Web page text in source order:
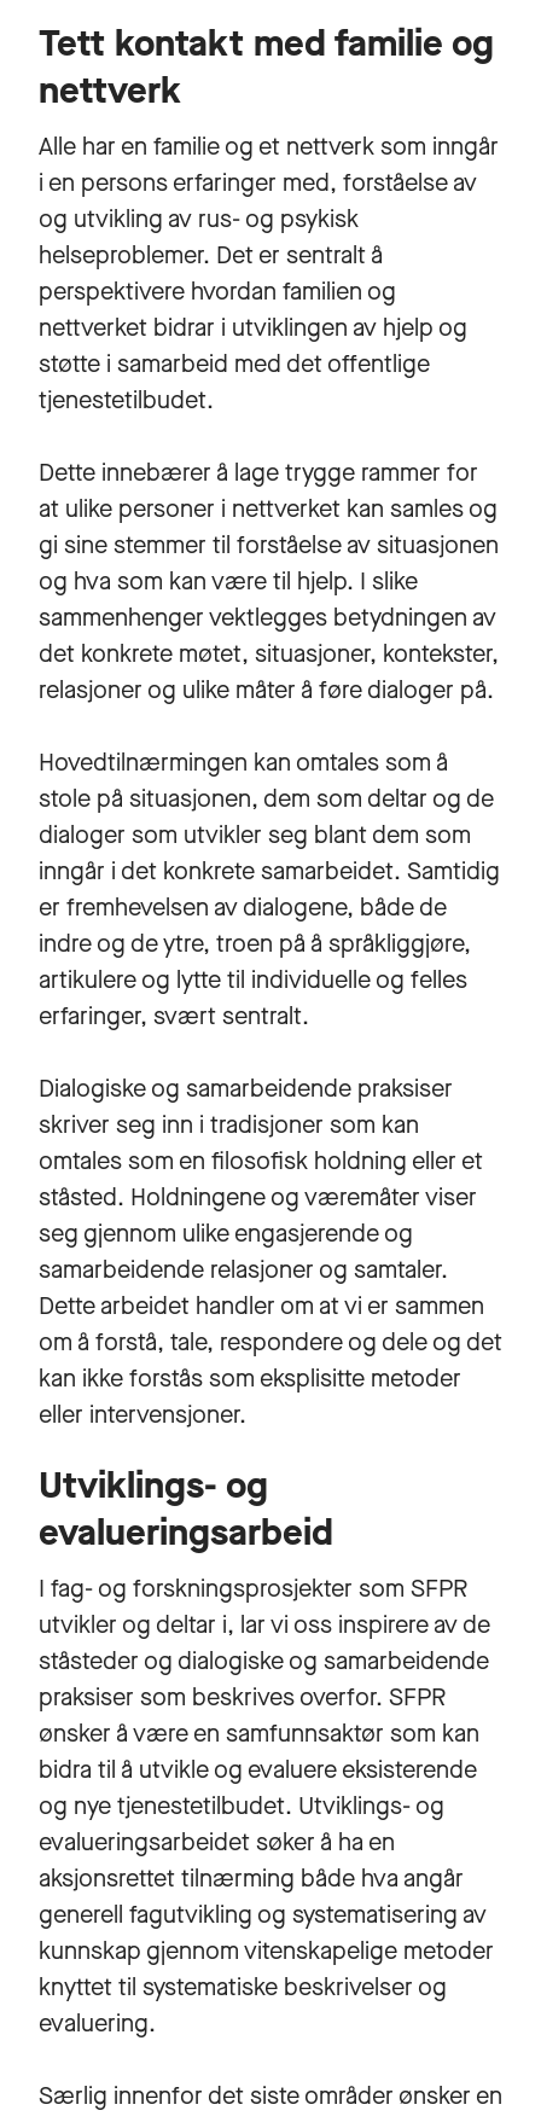
Tett kontakt med familie og
nettverk
Alle har en familie og et nettverk som inngår
i en persons erfaringer med, forståelse av
og utvikling av rus- og psykisk
helseproblemer. Det er sentralt å
perspektivere hvordan familien og
nettverket bidrar i utviklingen av hjelp og
støtte i samarbeid med det offentlige
tjenestetilbudet.
Dette innebærer å lage trygge rammer for
at ulike personer i nettverket kan samles og
gi sine stemmer til forståelse av situasjonen
og hva som kan være til hjelp. I slike
sammenhenger vektlegges betydningen av
det konkrete møtet, situasjoner, kontekster,
relasjoner og ulike måter å føre dialoger på.
Hovedtilnærmingen kan omtales som å
stole på situasjonen, dem som deltar og de
dialoger som utvikler seg blant dem som
inngår i det konkrete samarbeidet. Samtidig
er fremhevelsen av dialogene, både de
indre og de ytre, troen på å språkliggjøre,
artikulere og lytte til individuelle og felles
erfaringer, svært sentralt.
Dialogiske og samarbeidende praksiser
skriver seg inn i tradisjoner som kan
omtales som en filosofisk holdning eller et
ståsted. Holdningene og væremåter viser
seg gjennom ulike engasjerende og
samarbeidende relasjoner og samtaler.
Dette arbeidet handler om at vi er sammen
om å forstå, tale, respondere og dele og det
kan ikke forstås som eksplisitte metoder
eller intervensjoner.
Utviklings- og
evalueringsarbeid
I fag- og forskningsprosjekter som SFPR
utvikler og deltar i, lar vi oss inspirere av de
ståsteder og dialogiske og samarbeidende
praksiser som beskrives overfor. SFPR
ønsker å være en samfunnsaktør som kan
bidra til å utvikle og evaluere eksisterende
og nye tjenestetilbudet. Utviklings- og
evalueringsarbeidet søker å ha en
aksjonsrettet tilnærming både hva angår
generell fagutvikling og systematisering av
kunnskap gjennom vitenskapelige metoder
knyttet til systematiske beskrivelser og
evaluering.
Særlig innenfor det siste områder ønsker en